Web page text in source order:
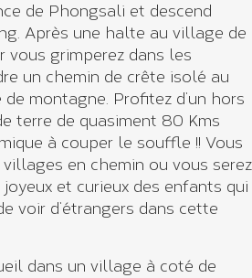
de Phongsali et descend
Après une halte au village de
vous grimperez dans les
un chemin de crête isolé au
de montagne. Profitez d’un hors
terre de quasiment 80 Kms
à couper le souffle !! Vous
en chemin ou vous serez
et curieux des enfants qui
voir d’étrangers dans cette
dans un village à coté de